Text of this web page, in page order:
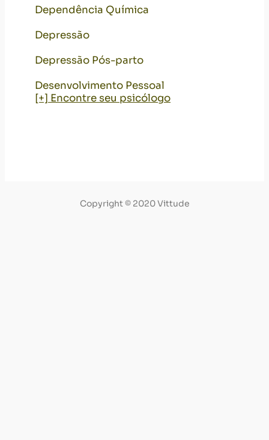
Dependência Química
Depressão
Depressão Pós-parto
Desenvolvimento Pessoal
[+] Encontre seu psicólogo
Copyright © 2020 Vittude